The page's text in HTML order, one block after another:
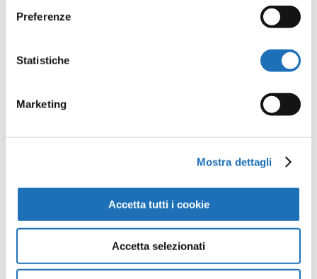
Preferenze
Statistiche
Marketing
Mostra dettagli
Accetta tutti i cookie
Accetta selezionati
sono contrassegnati